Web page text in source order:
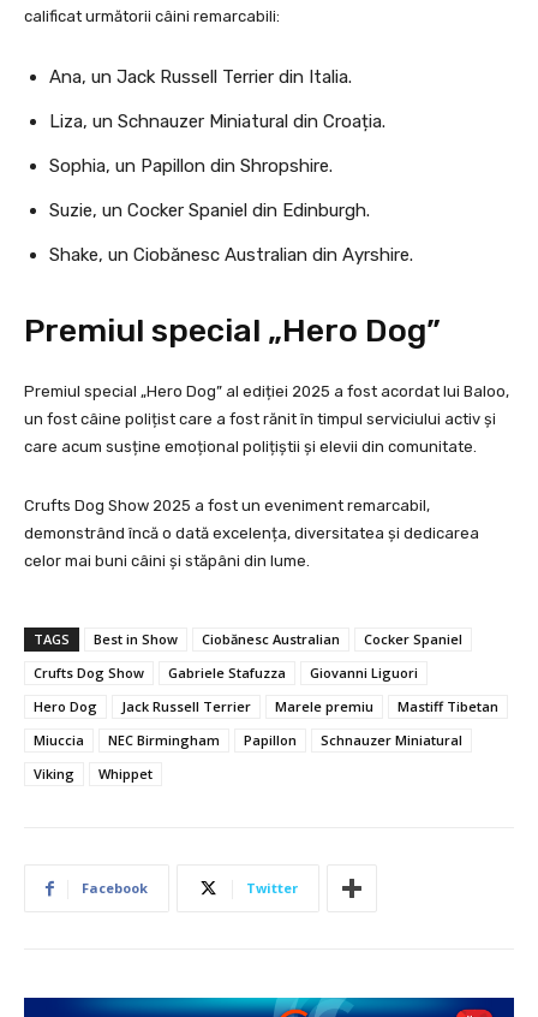
calificat următorii câini remarcabili:
Ana, un Jack Russell Terrier din Italia.
Liza, un Schnauzer Miniatural din Croația.
Sophia, un Papillon din Shropshire.
Suzie, un Cocker Spaniel din Edinburgh.
Shake, un Ciobănesc Australian din Ayrshire.
Premiul special „Hero Dog”
Premiul special „Hero Dog” al ediției 2025 a fost acordat lui Baloo,
un fost câine polițist care a fost rănit în timpul serviciului activ și
care acum susține emoțional polițiștii și elevii din comunitate.
Crufts Dog Show 2025 a fost un eveniment remarcabil,
demonstrând încă o dată excelența, diversitatea și dedicarea
celor mai buni câini și stăpâni din lume.
TAGS Best in Show Ciobănesc Australian
Cocker Spaniel
Crufts Dog Show
Gabriele Stafuzza
Giovanni Liguori
Hero Dog
Jack Russell Terrier Marele premiu
Mastiff Tibetan
Miuccia
NEC Birmingham Papillon
Schnauzer Miniatural
Viking
Whippet
Facebook Twitter